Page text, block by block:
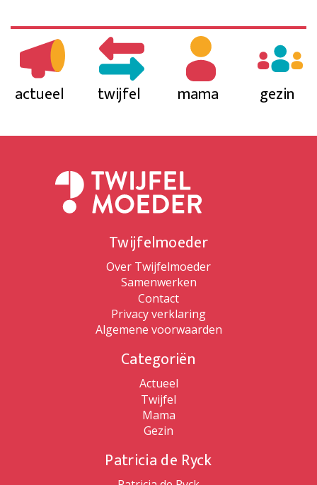
actueel twijfel mama gezin
Twijfelmoeder
Over Twijfelmoeder
Samenwerken
Contact
Privacy verklaring
Algemene voorwaarden
Categoriën
Actueel
Twijfel
Mama
Gezin
Patricia de Ryck